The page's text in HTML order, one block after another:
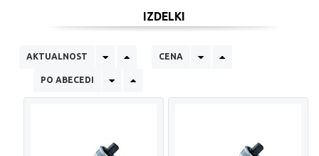
IZDELKI
AKTUALNOST CENA
PO ABECEDI